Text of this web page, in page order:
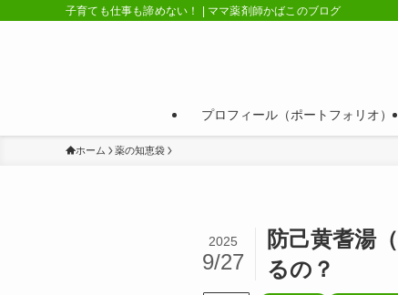
子育ても仕事も諦めない！ | ママ薬剤師かばこのブログ
プロフィール（ポートフォリオ）
ホーム 薬の知恵袋
防己黄耆湯
るの？
2025
9/27